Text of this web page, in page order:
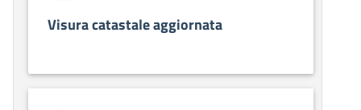
Visura catastale aggiornata